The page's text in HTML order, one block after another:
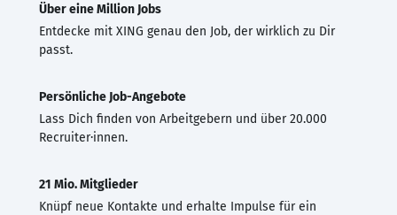
Über eine Million Jobs
Entdecke mit XING genau den Job, der wirklich zu Dir
passt.
Persönliche Job-Angebote
Lass Dich finden von Arbeitgebern und über 20.000
Recruiter·innen.
21 Mio. Mitglieder
Knüpf neue Kontakte und erhalte Impulse für ein